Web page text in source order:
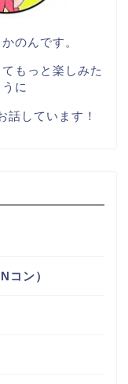
のんです。
もっと楽しみた
に
話しています！
コン）